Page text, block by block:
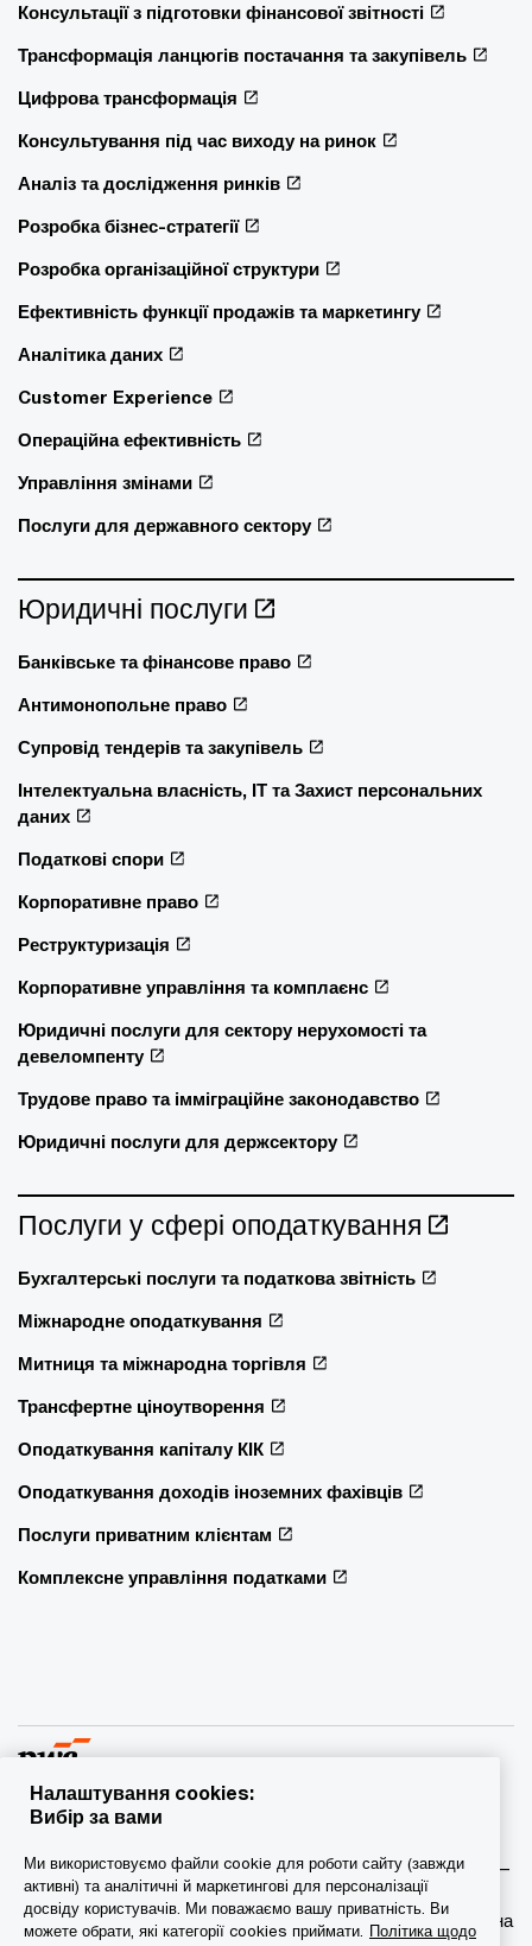
Консультації з підготовки фінансової звітності
Трансформація ланцюгів постачання та закупівель
Цифрова трансформація
Консультування під час виходу на ринок
Аналіз та дослідження ринків
Розробка бізнес-стратегії
Розробка організаційної структури
Ефективність функції продажів та маркетингу
Аналітика даних
Customer Experience
Операційна ефективність
Управління змінами
Послуги для державного сектору
Юридичні послуги
Банківське та фінансове право
Антимонопольне право
Супровід тендерів та закупівель
Інтелектуальна власність, ІТ та Захист персональних
даних
Податкові спори
Корпоративне право
Реструктуризація
Корпоративне управління та комплаєнс
Юридичні послуги для сектору нерухомості та
девеломпенту
Трудове право та імміграційне законодавство
Юридичні послуги для держсектору
Послуги у сфері оподаткування
Бухгалтерські послуги та податкова звітність
Міжнародне оподаткування
Митниця та міжнародна торгівля
Трансфертне ціноутворення
Оподаткування капіталу КІК
Оподаткування доходів іноземних фахівців
Послуги приватним клієнтам
Комплексне управління податками
учасник/фірми-учасниці мережі PwC, а в деяких випадках –
міжнародна мережа PwC. Кожна фірма мережі є
самостійною юридичною особою. Докладніша інформація на
Налаштування cookies:
Вибір за вами
Ми використовуємо файли cookie для роботи сайту (завжди
активні) та аналітичні й маркетингові для персоналізації
досвіду користувачів. Ми поважаємо вашу приватність. Ви
можете обрати, які категорії cookies приймати. Політика щодо